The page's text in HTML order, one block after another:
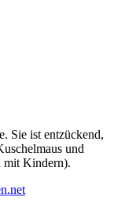
Sie ist entzückend,
und
mit Kindern).